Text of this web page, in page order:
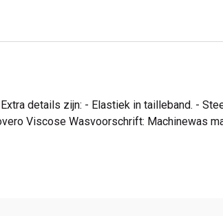
details zijn: - Elastiek in tailleband. -
Viscose Wasvoorschrift: Machinewas